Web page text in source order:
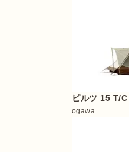
ピルツ 15 T/C
ogawa